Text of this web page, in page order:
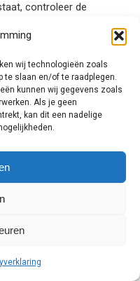
wij technologieën zoals
te slaan en/of te raadplegen.
kunnen wij gegevens zoals
Als je geen
kan dit een nadelige
controleer de
ook een afschrikkend
weten dat ze
is bijvoorbeeld
een
door een
om te vergelijken!